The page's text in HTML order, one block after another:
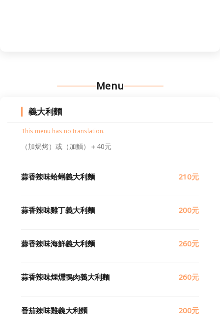
Menu
義大利麵
This menu has no translation.
（加焗烤）或（加麵）＋40元
蒜香辣味蛤蜊義大利麵 210元
蒜香辣味雞丁義大利麵 200元
蒜香辣味海鮮義大利麵 260元
蒜香辣味煙燻鴨肉義大利麵 260元
番茄辣味雞義大利麵 200元